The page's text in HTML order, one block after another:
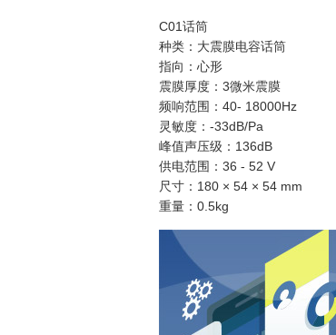
C01话筒
种类：大震膜电容话筒
指向：心形
震膜厚度：3微米震膜
频响范围：40- 18000Hz
灵敏度：-33dB/Pa
峰值声压级：136dB
供电范围：36 - 52 V
尺寸：180 × 54 × 54 mm
重量：0.5kg